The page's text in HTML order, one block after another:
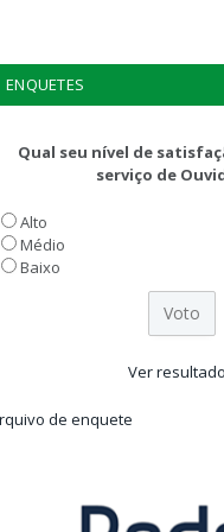
ENQUETES
Qual seu nível de
serviço de
Alto
Médio
Baixo
Ver
de enquete